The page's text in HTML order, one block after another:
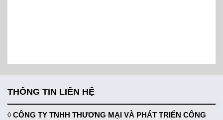
THÔNG TIN LIÊN HỆ
◊CÔNG TY TNHH THƯƠNG MẠI VÀ PHÁT TRIỂN CÔNG